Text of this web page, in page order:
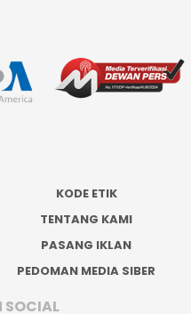
KODE ETIK
TENTANG KAMI
PASANG IKLAN
PEDOMAN MEDIA SIBER
SOCIAL